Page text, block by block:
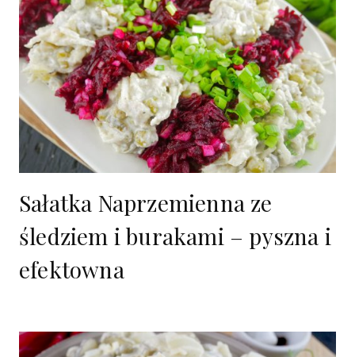
Sałatka Naprzemienna ze
śledziem i burakami – pyszna i
efektowna